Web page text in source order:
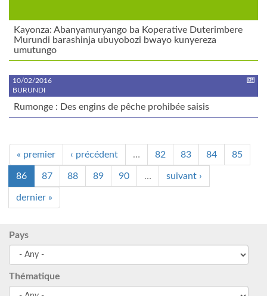
Kayonza: Abanyamuryango ba Koperative Duterimbere
Murundi barashinja ubuyobozi bwayo kunyereza
umutungo
10/02/2016
BURUNDI
Rumonge : Des engins de pêche prohibée saisis
« premier ‹ précédent … 82 83 84 85
86 87 88 89 90 … suivant ›
dernier »
Pays
Thématique